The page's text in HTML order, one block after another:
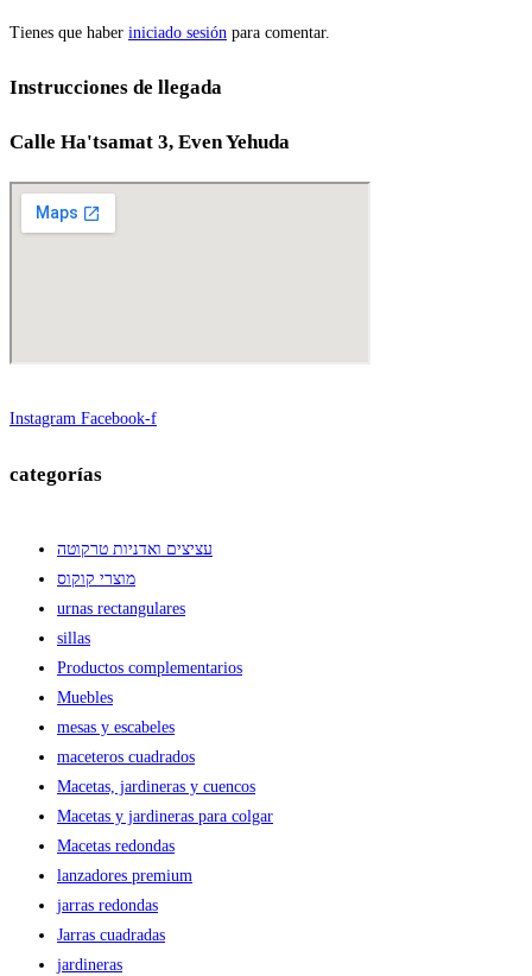
Tienes que haber iniciado sesión para comentar.
Instrucciones de llegada
Calle Ha'tsamat 3, Even Yehuda
Instagram Facebook-f
categorías
עציצים ואדניות טרקוטה
מוצרי קוקוס
urnas rectangulares
sillas
Productos complementarios
Muebles
mesas y escabeles
maceteros cuadrados
Macetas, jardineras y cuencos
Macetas y jardineras para colgar
Macetas redondas
lanzadores premium
jarras redondas
Jarras cuadradas
jardineras